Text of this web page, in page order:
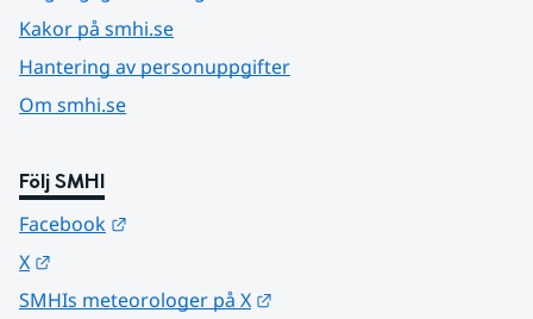
Kakor på smhi.se
Hantering av personuppgifter
Om smhi.se
Följ SMHI
Facebook
X
SMHIs meteorologer på X